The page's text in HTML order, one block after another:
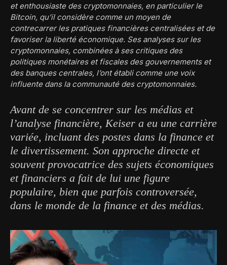
et enthousiaste des cryptomonnaies, en particulier le
Bitcoin, qu’il considère comme un moyen de
contrecarrer les pratiques financières centralisées et de
favoriser la liberté économique. Ses analyses sur les
cryptomonnaies, combinées à ses critiques des
politiques monétaires et fiscales des gouvernements et
des banques centrales, l’ont établi comme une voix
influente dans la communauté des cryptomonnaies.
Avant de se concentrer sur les médias et
l’analyse financière, Keiser a eu une carrière
variée, incluant des postes dans la finance et
le divertissement. Son approche directe et
souvent provocatrice des sujets économiques
et financiers a fait de lui une figure
populaire, bien que parfois controversée,
dans le monde de la finance et des médias.